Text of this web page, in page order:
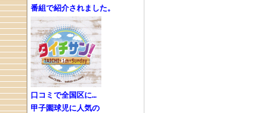
番組で紹介されました。
口コミで全国区に…
甲子園球児に人気の